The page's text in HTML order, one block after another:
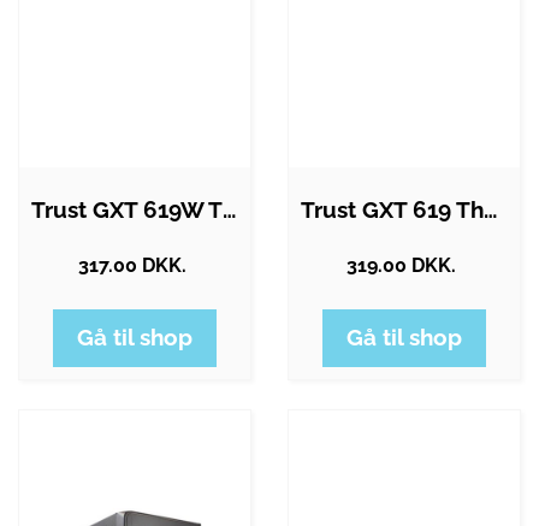
Trust GXT 619W Thorne
317.00 DKK.
Gå til shop
Trust GXT 619 Thorne
319.00 DKK.
Gå til shop